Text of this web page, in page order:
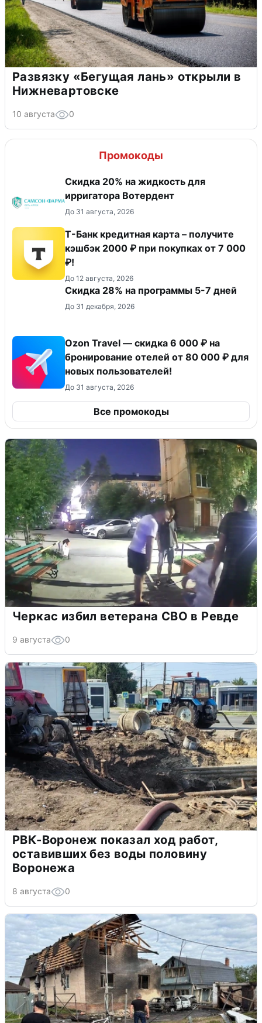
Развязку «Бегущая лань» открыли в
Нижневартовске
10 августа 0
Промокоды
Скидка 20% на жидкость для
ирригатора Вотердент
До 31 августа, 2026
Т-Банк кредитная карта – получите
кэшбэк 2000 ₽ при покупках от 7 000
₽!
До 12 августа, 2026
Скидка 28% на программы 5-7 дней
До 31 декабря, 2026
Ozon Travel — скидка 6 000 ₽ на
бронирование отелей от 80 000 ₽ для
новых пользователей!
До 31 августа, 2026
Все промокоды
Черкас избил ветерана СВО в Ревде
9 августа 0
РВК-Воронеж показал ход работ,
оставивших без воды половину
Воронежа
8 августа 0